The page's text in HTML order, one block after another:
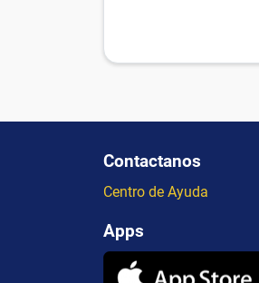
Contactanos
Centro de Ayuda
Apps